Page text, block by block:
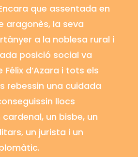
que assentada en
aragonès, la seva
a la noblesa rural i
posició social va
d’Azara i tots els
rebessin una cuidada
llocs
un bisbe, un
un jurista i un